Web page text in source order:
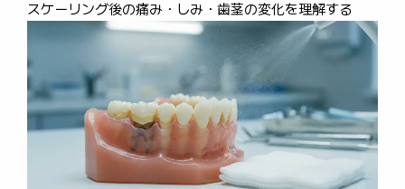
スケーリング後の痛み・しみ・歯茎の変化を理解する